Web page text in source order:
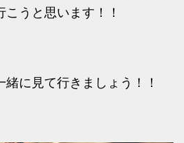
うと思います！！
に見て行きましょう！！